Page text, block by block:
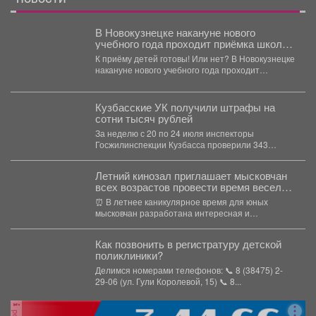
В Новокузнецке накануне нового
учебного года проходит приёмка школ,
техникумов и детских садов.
К приёму детей готовы! Или нет? В Новокузнецке
накануне нового учебного года проходит
Кузбасские УК получили штрафы на
сотни тысяч рублей
За неделю с 20 по 24 июля инспекторы
Госжилинспекции Кузбасса проверили 343
Летний кинозал приглашает мысковчан
всех возрастов провести время весело
и познавательно.
⏰ В летнее каникулярное время для юных
мысковчан разработана интересная и
Как позвонить в регистратуру детской
поликлиники?
Делимся номерами телефонов: 📞 8 (38475) 2-
29-06 (ул. Гули Королевой, 15) 📞 8...